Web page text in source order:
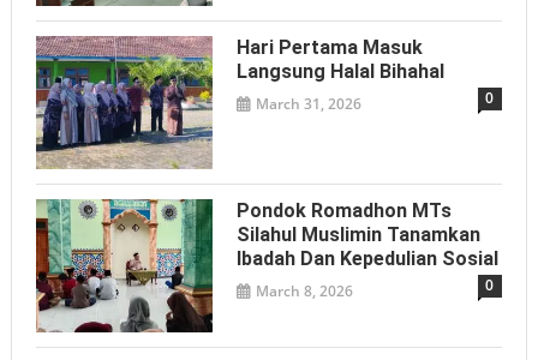
Hari Pertama Masuk
Langsung Halal Bihahal
March 31, 2026 0
Pondok Romadhon MTs
Silahul Muslimin Tanamkan
Ibadah Dan Kepedulian Sosial
March 8, 2026 0